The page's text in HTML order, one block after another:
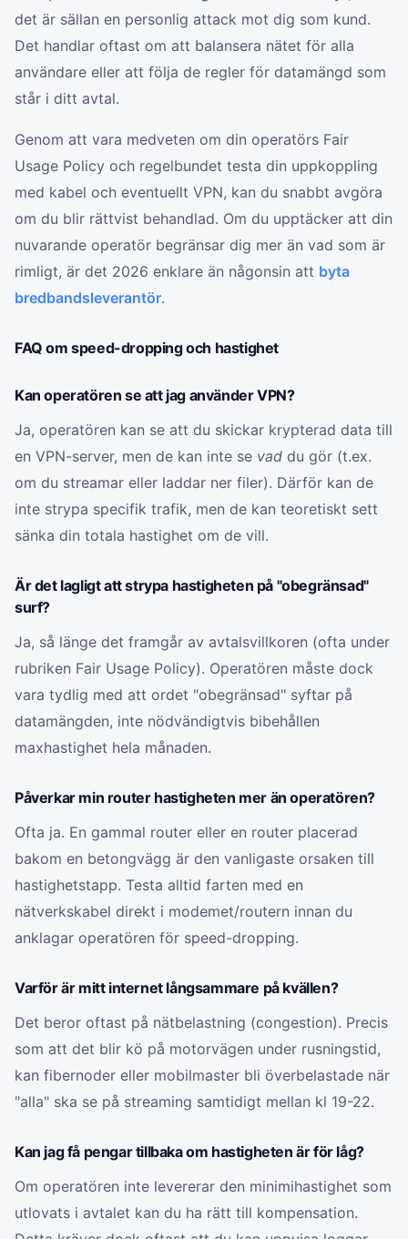
det är sällan en personlig attack mot dig som kund.
Det handlar oftast om att balansera nätet för alla
användare eller att följa de regler för datamängd som
står i ditt avtal.
Genom att vara medveten om din operatörs Fair
Usage Policy och regelbundet testa din uppkoppling
med kabel och eventuellt VPN, kan du snabbt avgöra
om du blir rättvist behandlad. Om du upptäcker att din
nuvarande operatör begränsar dig mer än vad som är
rimligt, är det 2026 enklare än någonsin att byta
bredbandsleverantör.
FAQ om speed-dropping och hastighet
Kan operatören se att jag använder VPN?
Ja, operatören kan se att du skickar krypterad data till
en VPN-server, men de kan inte se vad du gör (t.ex.
om du streamar eller laddar ner filer). Därför kan de
inte strypa specifik trafik, men de kan teoretiskt sett
sänka din totala hastighet om de vill.
Är det lagligt att strypa hastigheten på "obegränsad"
surf?
Ja, så länge det framgår av avtalsvillkoren (ofta under
rubriken Fair Usage Policy). Operatören måste dock
vara tydlig med att ordet "obegränsad" syftar på
datamängden, inte nödvändigtvis bibehållen
maxhastighet hela månaden.
Påverkar min router hastigheten mer än operatören?
Ofta ja. En gammal router eller en router placerad
bakom en betongvägg är den vanligaste orsaken till
hastighetstapp. Testa alltid farten med en
nätverkskabel direkt i modemet/routern innan du
anklagar operatören för speed-dropping.
Varför är mitt internet långsammare på kvällen?
Det beror oftast på nätbelastning (congestion). Precis
som att det blir kö på motorvägen under rusningstid,
kan fibernoder eller mobilmaster bli överbelastade när
"alla" ska se på streaming samtidigt mellan kl 19-22.
Kan jag få pengar tillbaka om hastigheten är för låg?
Om operatören inte levererar den minimihastighet som
utlovats i avtalet kan du ha rätt till kompensation.